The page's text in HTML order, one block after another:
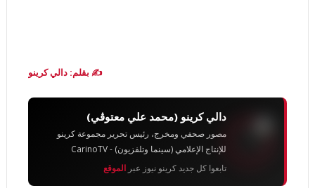
✍️ بقلم: دالي كرينو
دالي كرينو (محمد علي معتوڨي)
مصور صحفي ومخرج، رئيس تحرير مجموعة كرينو
للإنتاج الإعلامي (سينما وتلفزيون) - CarinoTV
تابعوا كل جديد كرينو نيوز عبر الموقع